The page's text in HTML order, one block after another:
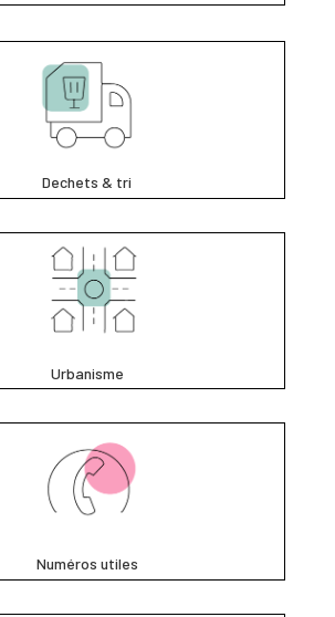
Dechets & tri
Urbanisme
Numéros utiles